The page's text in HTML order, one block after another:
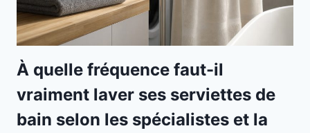
À quelle fréquence faut-il
vraiment laver ses serviettes de
bain selon les spécialistes et la